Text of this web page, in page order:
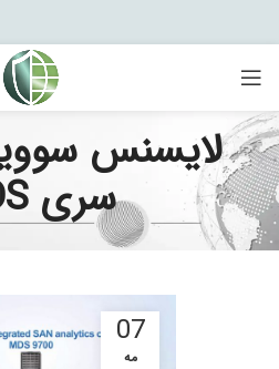
لایسنس
سری MDS
07
مه